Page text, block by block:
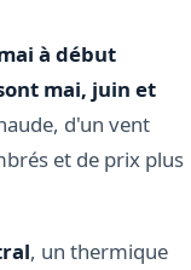
à début
mai, juin et
d'un vent
et de prix plus
, un thermique